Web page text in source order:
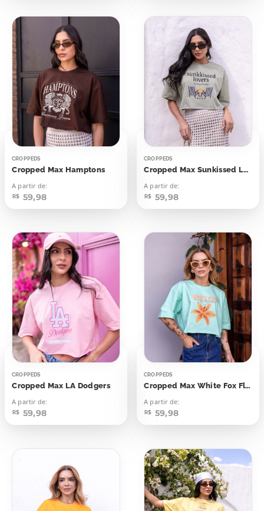
CROPPEDS
Cropped Max Hamptons
A partir de:
R$ 59,98
CROPPEDS
Cropped Max Sunkissed Lovers
A partir de:
R$ 59,98
CROPPEDS
Cropped Max LA Dodgers
A partir de:
R$ 59,98
CROPPEDS
Cropped Max White Fox Flor
A partir de:
R$ 59,98